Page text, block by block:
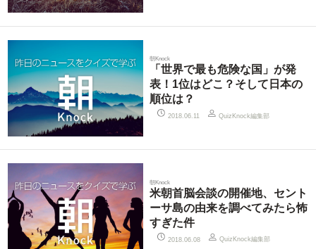
朝Knock
「世界で最も危険な国」が発
表！1位はどこ？そして日本の
順位は？
2018.06.11 QuizKnock編集部
朝Knock
米朝首脳会談の開催地、セント
ーサ島の由来を調べてみたら怖
すぎた件
2018.06.08 QuizKnock編集部